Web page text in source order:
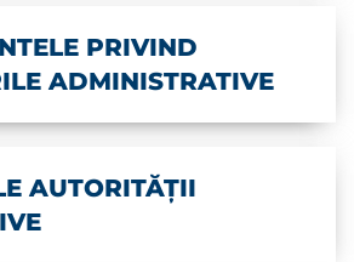
PRIVIND
ADMINISTRATIVE
AUTORITĂȚII